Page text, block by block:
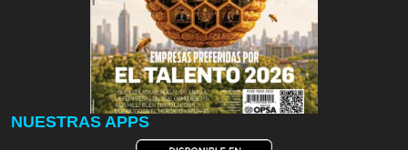
NUESTRAS APPS